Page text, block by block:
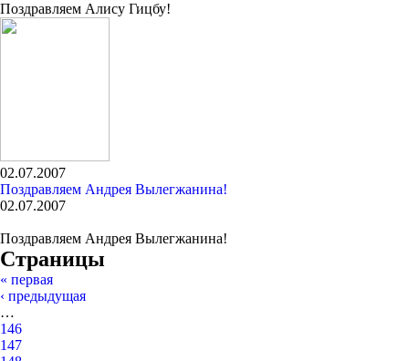
Поздравляем Алису Гицбу!
02.07.2007
Поздравляем Андрея Вылегжанина!
02.07.2007
Поздравляем Андрея Вылегжанина!
Страницы
« первая
‹ предыдущая
…
146
147